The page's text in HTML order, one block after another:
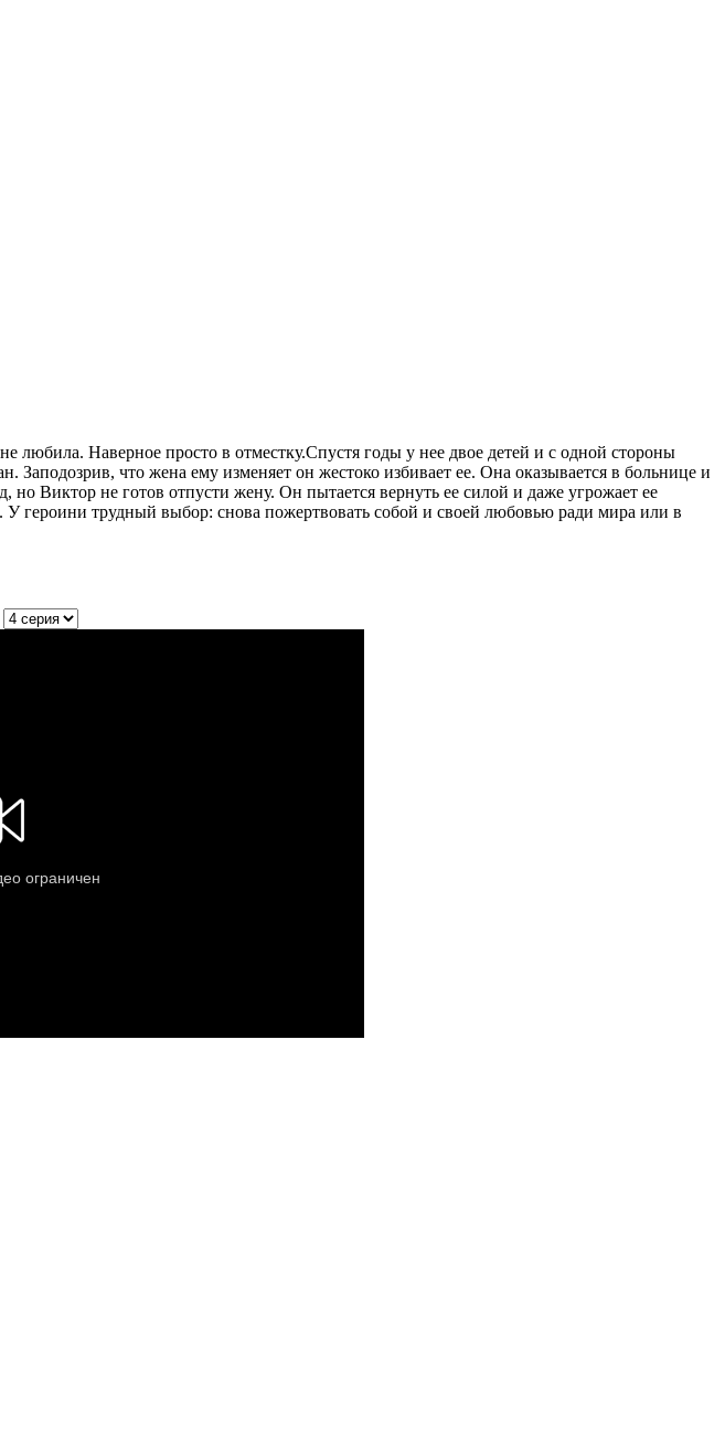
любила. Наверное просто в отместку.Спустя годы у нее двое детей и с одной стороны
Заподозрив, что жена ему изменяет он жестоко избивает ее. Она оказывается в больнице и
Виктор не готов отпусти жену. Он пытается вернуть ее силой и даже угрожает ее
У героини трудный выбор: снова пожертвовать собой и своей любовью ради мира или в